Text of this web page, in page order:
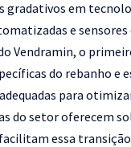
em
e
Vendramin, o
do rebanho e
para
do setor oferecem
essa